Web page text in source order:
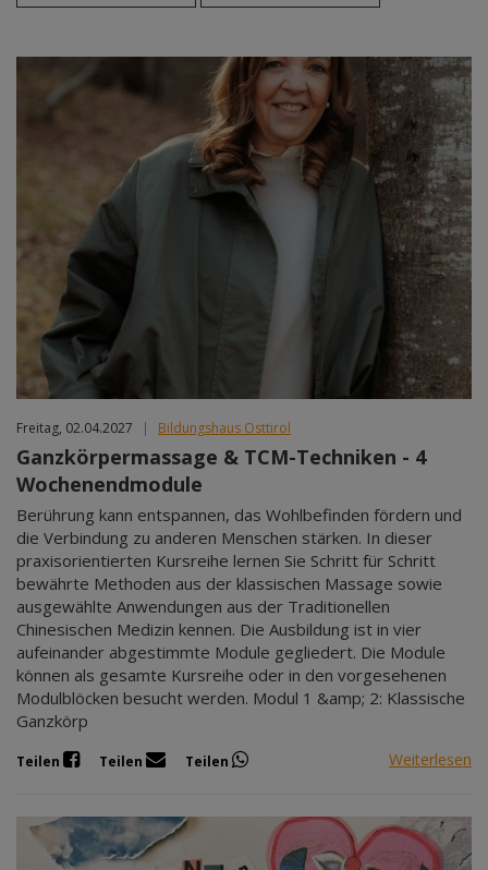
Aug 2026
Sep 2026
Okt 2026
Nov 2026
Dez 2026
Jan 2027
Feb 2027
Jun 2027
Jul 2027
Freitag, 02.04.2027 | Bildungshaus Osttirol
Ganzkörpermassage & TCM-Techniken - 4
Wochenendmodule
Berührung kann entspannen, das Wohlbefinden fördern und
die Verbindung zu anderen Menschen stärken. In dieser
praxisorientierten Kursreihe lernen Sie Schritt für Schritt
bewährte Methoden aus der klassischen Massage sowie
ausgewählte Anwendungen aus der Traditionellen
Chinesischen Medizin kennen. Die Ausbildung ist in vier
aufeinander abgestimmte Module gegliedert. Die Module
können als gesamte Kursreihe oder in den vorgesehenen
Modulblöcken besucht werden. Modul 1 &amp; 2: Klassische
Ganzkörp
Teilen Teilen Teilen Weiterlesen